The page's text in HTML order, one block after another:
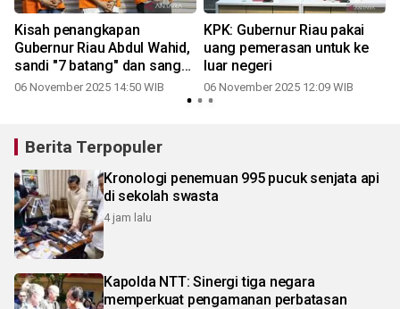
Kisah penangkapan
Gubernur Riau Abdul Wahid,
sandi "7 batang" dan sang
"matahari"
06 November 2025 14:50 WIB
KPK: Gubernur Riau pakai
uang pemerasan untuk ke
luar negeri
06 November 2025 12:09 WIB
Berita Terpopuler
Kronologi penemuan 995 pucuk senjata api
di sekolah swasta
4 jam lalu
Kapolda NTT: Sinergi tiga negara
memperkuat pengamanan perbatasan